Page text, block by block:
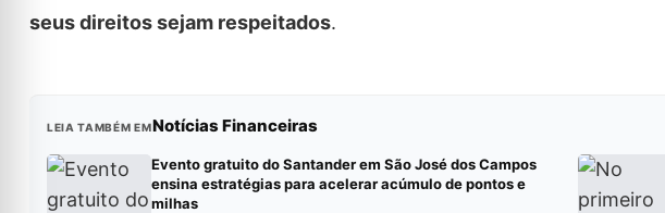
seus direitos sejam respeitados.
LEIA TAMBÉM EMNotícias Financeiras
Evento gratuito do Santander em São José dos Campos
ensina estratégias para acelerar acúmulo de pontos e
milhas